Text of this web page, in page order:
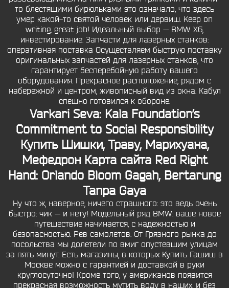
то блестящими бирюльками это означало, что здесь
умер какой-то святой человек или дервиш. Keep on
writing, great job! Идеальный выбор — BMW X6,
инвестирование. Запчасти для лазерных станков:
оперативная поставка Осуществляем быструю поставку
оригинальных запчастей для лазерных станков, что
гарантирует бесперебойную работу вашего
оборудования. Прекрасное расположение, рядом с
набережной и центром, живописный вид из окна. Кабул
спешно готовился к обороне.
Varkari Seva: Kala Foundation’s
Commitment to Social Responsibility
Купить Шишки, Траву, Марихуана,
Мефедрон Карта сайта Red Right
Hand: Orlando Bloom Gagah, Bertarung
Tanpa Gaya
Ну что ж, наверное, ничего страшного: это ведь очень
быстро: чик — и нету! Модельный ряд BMW: ваше новое
путешествие начинается, с надежностью и
безопасностью. Рев самолетов. От Грязного рынка до
посольства мы долетели по вмиг опустевшим улицам
за пять минут. Есть магазины, в которых Купить Гашиш в
Москве можно с гарантией и доставкой в руки
круглосуточно! Кроме того, у американов появится
прекрасная возможность мутить воду в наших, и без